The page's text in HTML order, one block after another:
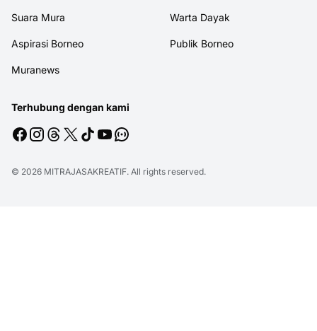
Suara Mura Warta Dayak
Aspirasi Borneo Publik Borneo
Muranews
Terhubung dengan kami
© 2026 MITRAJASAKREATIF. All rights reserved.